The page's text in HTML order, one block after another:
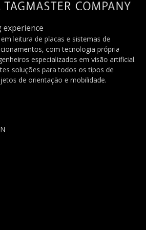
leitura de placas e sistemas de
com tecnologia própria
especializados em visão artificial.
soluções para todos os tipos de
de orientação e mobilidade.